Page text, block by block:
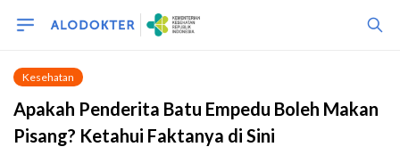
Kesehatan
Apakah Penderita Batu Empedu Boleh Makan
Pisang? Ketahui Faktanya di Sini